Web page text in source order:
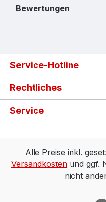
Bewertungen
Service-Hotline
Rechtliches
Service
Alle Preise inkl.
Versandkostenund ggf.
nicht